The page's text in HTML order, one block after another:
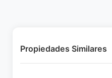
Propiedades Similares